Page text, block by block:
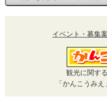
イベント・募集
観光に関す
「かんこうみ